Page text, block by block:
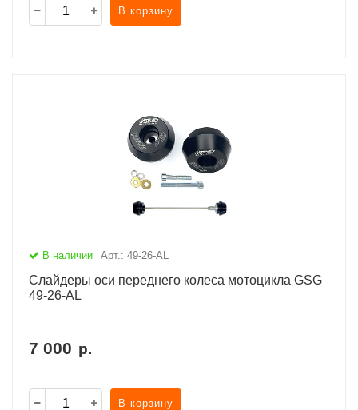
В корзину
В наличии Арт.: 49-26-AL
Слайдеры оси переднего колеса мотоцикла GSG
49-26-AL
7 000 р.
В корзину